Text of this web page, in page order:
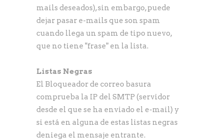
mails deseados), sin embargo, puede
dejar pasar e-mails que son spam
cuando llega un spam de tipo nuevo,
que no tiene "frase" en la lista.
Listas Negras
El Bloqueador de correo basura
comprueba la IP del SMTP (servidor
desde el que se ha enviado el e-mail) y
si está en alguna de estas listas negras
deniega el mensaje entrante.